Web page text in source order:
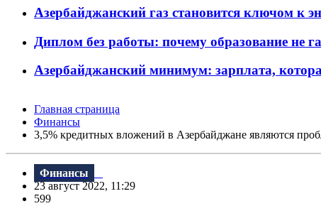
Азербайджанский газ становится ключом к
Диплом без работы: почему образование не
Азербайджанский минимум: зарплата,
Главная страница
Финансы
3,5% кредитных вложений в Азербайджане являются
Финансы
23 август 2022, 11:29
599